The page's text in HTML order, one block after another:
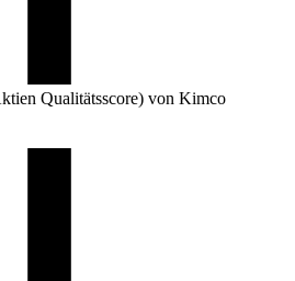
Qualitätsscore) von Kimco